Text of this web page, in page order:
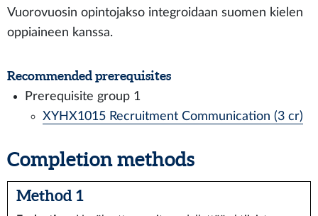
Vuorovuosin opintojakso integroidaan suomen kielen
oppiaineen kanssa.
Recommended prerequisites
Prerequisite group 1
XYHX1015 Recruitment Communication (3 cr)
Completion methods
Method 1